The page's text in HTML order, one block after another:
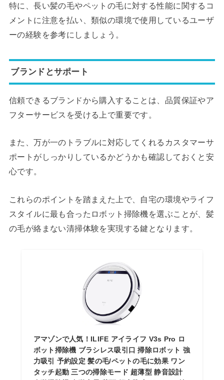
特に、長い髪の毛やペットの毛に対する性能に関するコ
メントに注意を払い、類似の環境で使用しているユーザ
ーの経験を参考にしましょう。
ブランドとサポート
信頼できるブランドから購入することは、品質保証やア
フターサービスを受ける上で重要です。
また、万が一のトラブルに対応してくれるカスタマーサ
ポートがしっかりしているかどうかも確認しておくと安
心です。
これらのポイントを踏まえた上で、自宅の環境やライフ
スタイルに最も合ったロボット掃除機を選ぶことが、髪
の毛が絡まない清掃体験を実現する鍵となります。
アマゾンで人気！ILIFE アイライフ V3s Pro ロ
ボット掃除機 ブラシレス吸引口 掃除ロボット 強
力吸引 予約設定 髪の毛/ペットの毛に効果 ワン
タッチ起動 三つの掃除モード 超薄型 静音設計